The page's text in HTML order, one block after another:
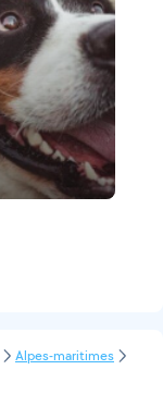
Alpes-maritimes